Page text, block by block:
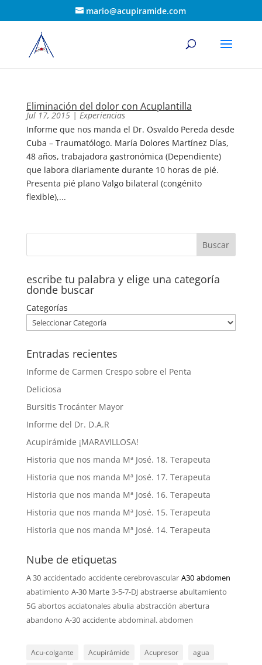
mario@acupiramide.com
Eliminación del dolor con Acuplantilla
Jul 17, 2015| Experiencias
Informe que nos manda el Dr. Osvaldo Pereda desde
Cuba – Traumatólogo. María Dolores Martínez Días,
48 años, trabajadora gastronómica (Dependiente)
que labora diariamente durante 10 horas de pié.
Presenta pié plano Valgo bilateral (congénito
flexible),...
escribe tu palabra y elige una categoría
donde buscar
Categorías
Entradas recientes
Informe de Carmen Crespo sobre el Penta
Deliciosa
Bursitis Trocánter Mayor
Informe del Dr. D.A.R
Acupirámide ¡MARAVILLOSA!
Historia que nos manda Mª José. 18. Terapeuta
Historia que nos manda Mª José. 17. Terapeuta
Historia que nos manda Mª José. 16. Terapeuta
Historia que nos manda Mª José. 15. Terapeuta
Historia que nos manda Mª José. 14. Terapeuta
Nube de etiquetas
A 30 accidentado accidente cerebrovascular A30 abdomen
abatimiento A-30 Marte 3-5-7-DJ abstraerse abultamiento
5G abortos acciatonales abulia abstracción abertura
abandono A-30 accidente abdominal. abdomen
Acu-colgante Acupirámide Acupresor
agua